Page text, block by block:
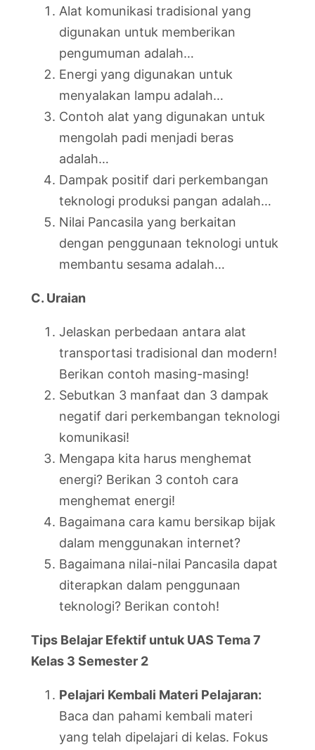
Alat komunikasi tradisional yang
digunakan untuk memberikan
pengumuman adalah…
Energi yang digunakan untuk
menyalakan lampu adalah…
Contoh alat yang digunakan untuk
mengolah padi menjadi beras
adalah…
Dampak positif dari perkembangan
teknologi produksi pangan adalah…
Nilai Pancasila yang berkaitan
dengan penggunaan teknologi untuk
membantu sesama adalah…
C. Uraian
Jelaskan perbedaan antara alat
transportasi tradisional dan modern!
Berikan contoh masing-masing!
Sebutkan 3 manfaat dan 3 dampak
negatif dari perkembangan teknologi
komunikasi!
Mengapa kita harus menghemat
energi? Berikan 3 contoh cara
menghemat energi!
Bagaimana cara kamu bersikap bijak
dalam menggunakan internet?
Bagaimana nilai-nilai Pancasila dapat
diterapkan dalam penggunaan
teknologi? Berikan contoh!
Tips Belajar Efektif untuk UAS Tema 7
Kelas 3 Semester 2
Pelajari Kembali Materi Pelajaran:
Baca dan pahami kembali materi
yang telah dipelajari di kelas. Fokus